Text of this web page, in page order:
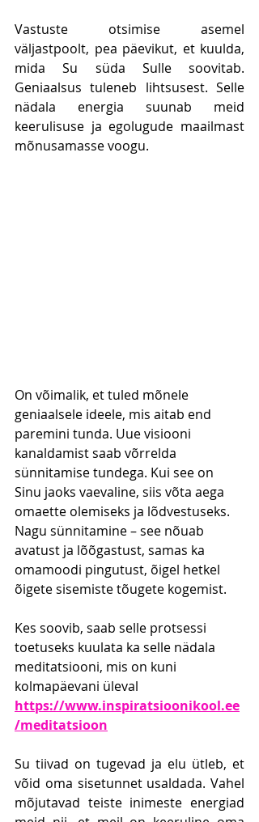
Vastuste otsimise asemel
väljastpoolt, pea päevikut, et kuulda,
mida Su süda Sulle soovitab.
Geniaalsus tuleneb lihtsusest. Selle
nädala energia suunab meid
keerulisuse ja egolugude maailmast
mõnusamasse voogu.
On võimalik, et tuled mõnele
geniaalsele ideele, mis aitab end
paremini tunda. Uue visiooni
kanaldamist saab võrrelda
sünnitamise tundega. Kui see on
Sinu jaoks vaevaline, siis võta aega
omaette olemiseks ja lõdvestuseks.
Nagu sünnitamine – see nõuab
avatust ja lõõgastust, samas ka
omamoodi pingutust, õigel hetkel
õigete sisemiste tõugete kogemist.
Kes soovib, saab selle protsessi
toetuseks kuulata ka selle nädala
meditatsiooni, mis on kuni
kolmapäevani üleval
https://www.inspiratsioonikool.ee
/meditatsioon
Su tiivad on tugevad ja elu ütleb, et
võid oma sisetunnet usaldada. Vahel
mõjutavad teiste inimeste energiad